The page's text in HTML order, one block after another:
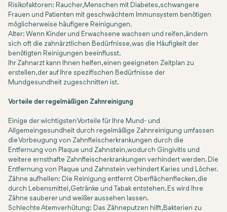
Risikofaktoren: Raucher, Menschen mit Diabetes, schwangere
Frauen und Patienten mit geschwächtem Immunsystem benötigen
möglicherweise häufigere Reinigungen.
Alter: Wenn Kinder und Erwachsene wachsen und reifen, ändern
sich oft die zahnärztlichen Bedürfnisse, was die Häufigkeit der
benötigten Reinigungen beeinflusst.
Ihr Zahnarzt kann Ihnen helfen, einen geeigneten Zeitplan zu
erstellen, der auf Ihre spezifischen Bedürfnisse der
Mundgesundheit zugeschnitten ist.
Vorteile der regelmäßigen Zahnreinigung
Einige der wichtigsten Vorteile für Ihre Mund- und
Allgemeingesundheit durch regelmäßige Zahnreinigung umfassen
die Vorbeugung von Zahnfleischerkrankungen durch die
Entfernung von Plaque und Zahnstein, wodurch Gingivitis und
weitere ernsthafte Zahnfleischerkrankungen verhindert werden. Die
Entfernung von Plaque und Zahnstein verhindert Karies und Löcher.
Zähne aufhellen: Die Reinigung entfernt Oberflächenflecken, die
durch Lebensmittel, Getränke und Tabak entstehen. Es wird Ihre
Zähne sauberer und weißer aussehen lassen.
Schlechte Atemverhütung: Das Zähneputzen hilft, Bakterien zu